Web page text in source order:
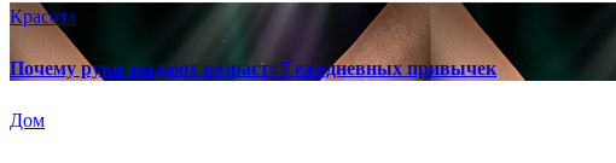
Красота
Почему руки выдают возраст: 7 ежедневных привычек
Дом